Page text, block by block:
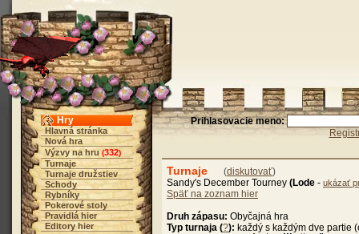
Hry
Hlavná stránka
Nová hra
Výzvy na hru (332)
Turnaje
Turnaje družstiev
Schody
Rybníky
Pokerové stoly
Pravidlá hier
Editory hier
Prihlasovacie meno:
Turnaje (diskutovať)
Sandy's December Tourney (Lode - ukázať
Späť na zoznam hier
Druh zápasu: Obyčajná hra
Typ turnaja (?): každý s každým dve partie